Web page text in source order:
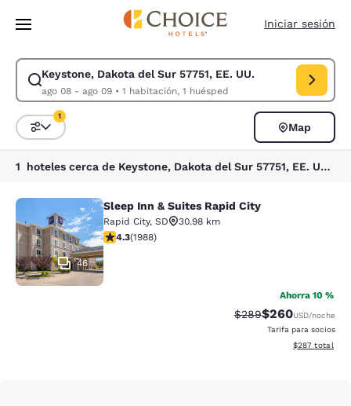
Saltar A Contenido Principal
Iniciar sesión
Keystone, Dakota del Sur 57751, EE. UU.
ago 08 - ago 09• 1 habitación, 1 huésped
Modificar búsqueda para Keystone, Dakota del Sur 57751, EE. UU..
Ordenar y filtrar
1
Map
1 hoteles cerca de Keystone, Dakota del Sur 57751, EE. UU. coinciden con tus filtros
Sleep Inn & Suites Rapid City
46
Sleep Inn & Suites Rapid City
Rapid City, SD
30.98 km
Calificación de 4.33 estrellas. Excelente. 1988 reseñas
4.3(1988)
Ahorra 10 %
Tarifa tachada:
$289Tarifa reducida:
$260USD/noche
Tarifa para socios
Ver detalles
$287 total